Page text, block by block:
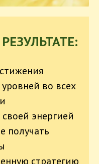
во всех
энергией
получать
стратегию